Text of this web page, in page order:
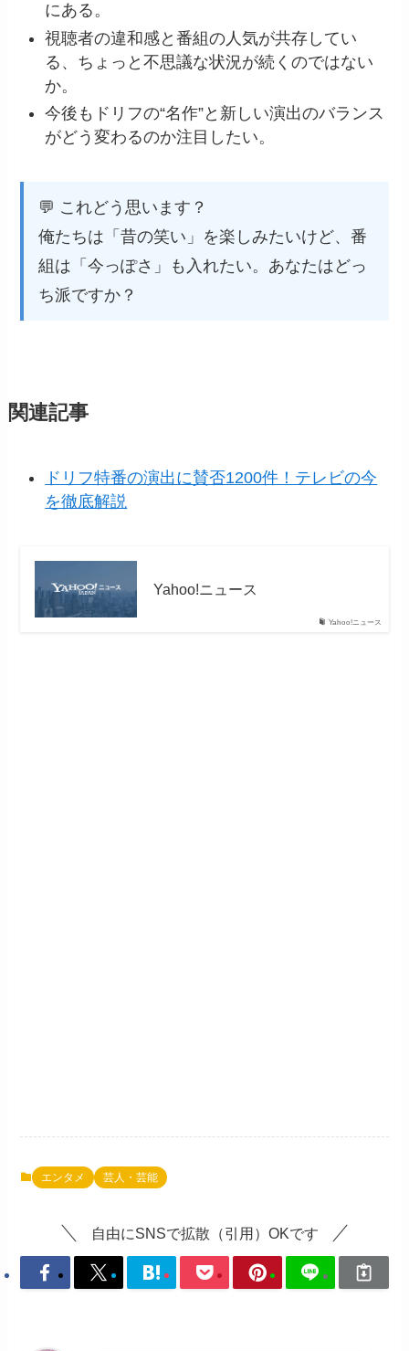
にある。
視聴者の違和感と番組の人気が共存してい
る、ちょっと不思議な状況が続くのではない
か。
今後もドリフの“名作”と新しい演出のバランス
がどう変わるのか注目したい。
💬 これどう思います？
俺たちは「昔の笑い」を楽しみたいけど、番
組は「今っぽさ」も入れたい。あなたはどっ
ち派ですか？
関連記事
ドリフ特番の演出に賛否1200件！テレビの今
を徹底解説
Yahoo!ニュース
Yahoo!ニュース
エンタメ 芸人・芸能
自由にSNSで拡散（引用）OKです